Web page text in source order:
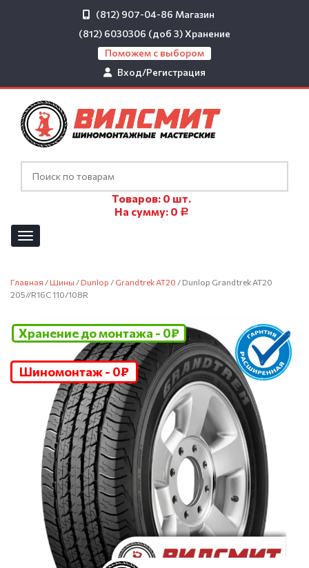
(812) 907-04-86 Магазин
(812) 6030306 (доб 3)Хранение
Поможем с выбором
Вход/Регистрация
Товаров: 0 шт.
На сумму: 0 Р
Главная / Шины / Dunlop / Grandtrek AT20 / Dunlop Grandtrek AT20
205//R16C 110/108R
Шиномонтаж - 0₽
Хранение до монтажа - 0₽